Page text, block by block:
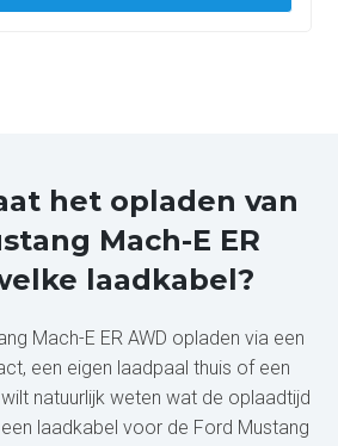
het opladen van
Mach-E ER
laadkabel?
Mach-E ER AWD opladen via een
een eigen laadpaal thuis of een
natuurlijk weten wat de oplaadtijd
laadkabel voor de Ford Mustang